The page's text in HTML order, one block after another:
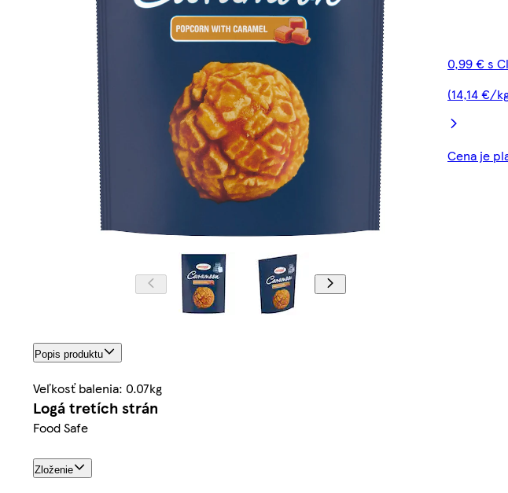
0,99 € s
(14,14 €/
Cena je
Popis produktu
Veľkosť balenia: 0.07kg
Logá tretích strán
Food Safe
Zloženie